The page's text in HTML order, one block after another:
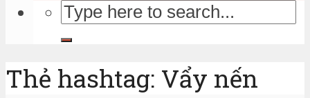
Thẻ hashtag: Vẩy nến